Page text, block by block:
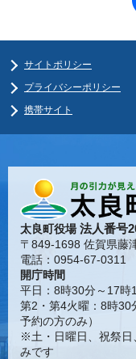
サイトポリシー
プライバシーポリシー
携帯サイト
太良町役場法人番号
〒849-1698 佐賀県藤
電話：0954-67-0311
開庁時間
平日：8時30分～17時
第2・第4火曜：8時30
予約の方のみ）
※土・日曜日、祝祭日
みです